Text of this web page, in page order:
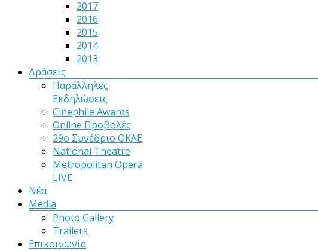
2017
2016
2015
2014
2013
Δράσεις
Παράλληλες
Εκδηλώσεις
Cinephile Awards
Online Προβολές
29ο Συνέδριο ΟΚΛΕ
National Theatre
Metropolitan Opera
LIVE
Νέα
Media
Photo Gallery
Trailers
Επικοινωνία